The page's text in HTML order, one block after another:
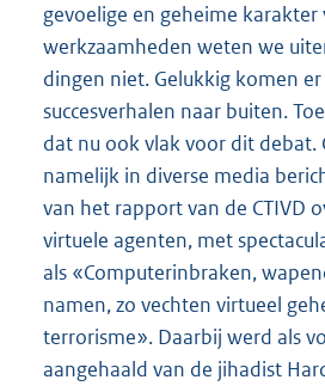
gevoelige en geheime karakter
werkzaamheden weten we
dingen niet. Gelukkig komen
succesverhalen naar buiten.
dat nu ook vlak voor dit debat.
namelijk in diverse media
van het rapport van de CTIVD
virtuele agenten, met
als «Computerinbraken,
namen, zo vechten virtueel
terrorisme». Daarbij werd als
aangehaald van de jihadist